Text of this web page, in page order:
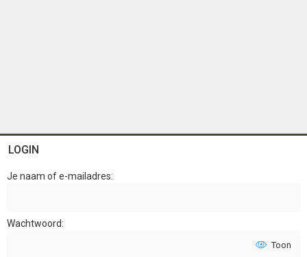
LOGIN
Je naam of e-mailadres
Wachtwoord
Toon